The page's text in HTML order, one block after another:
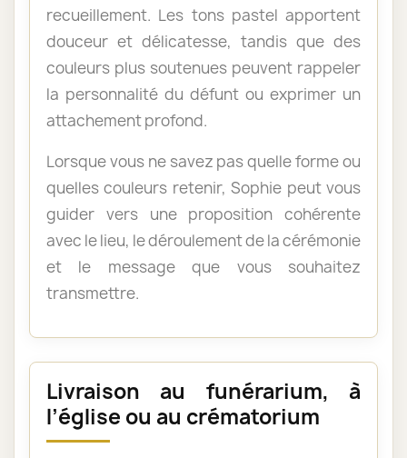
recueillement. Les tons pastel apportent
douceur et délicatesse, tandis que des
couleurs plus soutenues peuvent rappeler
la personnalité du défunt ou exprimer un
attachement profond.
Lorsque vous ne savez pas quelle forme ou
quelles couleurs retenir, Sophie peut vous
guider vers une proposition cohérente
avec le lieu, le déroulement de la cérémonie
et le message que vous souhaitez
transmettre.
Livraison au funérarium, à
l’église ou au crématorium